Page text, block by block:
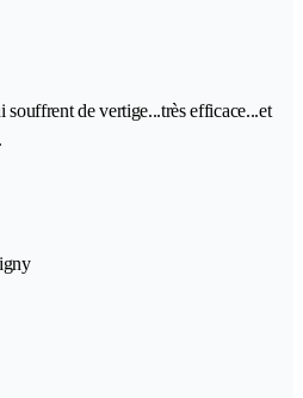
souffrent de vertige...très efficace...et